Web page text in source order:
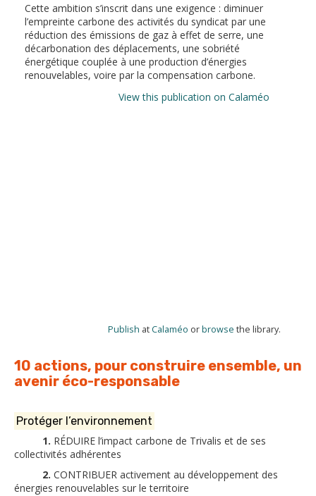
Cette ambition s’inscrit dans une exigence : diminuer
l’empreinte carbone des activités du syndicat par une
réduction des émissions de gaz à effet de serre, une
décarbonation des déplacements, une sobriété
énergétique couplée à une production d’énergies
renouvelables, voire par la compensation carbone.
View this publication on Calaméo
Publish atCalaméo orbrowse the library.
10 actions, pour construire ensemble, un
avenir éco-responsable
Protéger l’environnement
1. RÉDUIRE l’impact carbone de Trivalis et de ses
collectivités adhérentes
2. CONTRIBUER activement au développement des
énergies renouvelables sur le territoire